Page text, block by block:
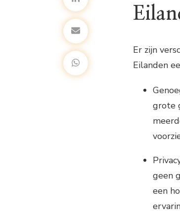
Er zijn
Eilanden
grote
geen
een